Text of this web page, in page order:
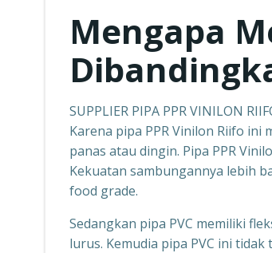
Mengapa
SUPPLIER PIPA PPR VINILON
Karena pipa PPR Vinilon Riifo
panas atau dingin. Pipa PPR
Kekuatan sambungannya lebih
food grade.
Sedangkan pipa PVC memiliki
lurus. Kemudia pipa PVC ini